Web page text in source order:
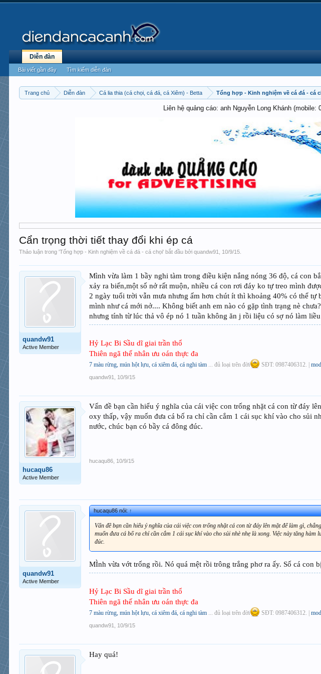
Trang chủ Diễn đàn Cá lia thia (cá chọi, cá đá, cá Xiêm) - Betta Tổng hợp - Kinh nghiệm về cá đá - cá
Liên hệ quảng cáo: anh Nguyễn Long Khánh
Cẩn trọng thời tiết thay đổi khi ép cá
Thảo luận trong 'Tổng hợp - Kinh nghiệm về cá đá - cá chọi' bắt đầu bởiquandw91 10/9/15
quandw91
Active Member
Mình vừa làm 1 bầy nghi tàm trong điều kiện nắng nóng 36 độ, cá con
xảy ra biến,một số nở rất muộn, nhiều cá con rơi đáy ko tự treo mình
2 ngày tuổi trời vẫn mưa nhưng ấm hơn chút ít thì khoảng 40% có thể
mình như cá mới nở.... Không biết anh em nào có gặp tình trạng nè
nhưng tính từ lúc thả vô ép nó 1 tuần không ăn j rồi liệu có sợ nó làm
Hỷ Lạc Bi Sầu dĩ giai trần thổ
Thiên ngã thế nhân ưu oán thực đa
7 màu rừng, mún hột lựu, cá xiêm đá, cá nghi tàm ... đủ loại trên đời SĐT: 0987406312. |
quandw91 10/9/15
hucaqu86
Active Member
Vấn đề bạn cần hiểu ý nghĩa của cái việc con trống nhặt cá con từ đáy
oxy thấp, vậy muốn đưa cá bố ra chỉ cần cắm 1 cái sục khí vào cho sủi
nước, chúc bạn có bầy cá đông đúc.
hucaqu86 10/9/15
quandw91
Active Member
hucaqu86 nói:↑
Vấn đề bạn cần hiểu ý nghĩa của cái việc con trống nhặt cá con từ đáy lên mặt để làm gì,
muốn đưa cá bố ra chỉ cần cắm 1 cái sục khí vào cho sủi nhè nhẹ là xong. Việc này tăng
đúc.
MÌnh vừa vớt trống rồi. Nó quá mệt rồi trông trắng phơ ra ấy. Số cá con
Hỷ Lạc Bi Sầu dĩ giai trần thổ
Thiên ngã thế nhân ưu oán thực đa
7 màu rừng, mún hột lựu, cá xiêm đá, cá nghi tàm ... đủ loại trên đời SĐT: 0987406312. |
quandw91 10/9/15
Hay quá!
Diễn đàn
Bài viết gần đây Tìm kiếm diễn đàn